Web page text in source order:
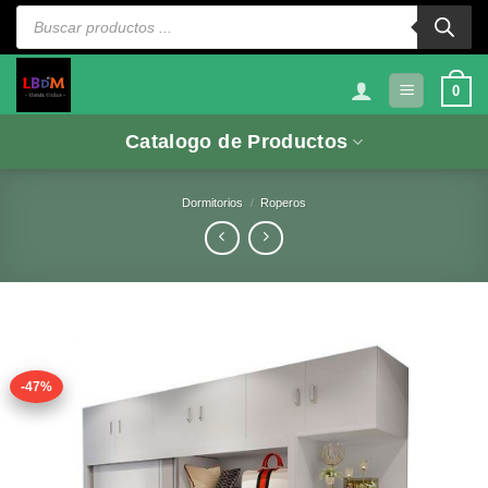
Saltar
Búsqueda
productos
0
Catalogo de Productos
Dormitorios / Roperos
-47%